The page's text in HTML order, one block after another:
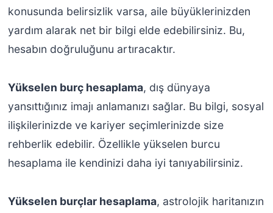
konusunda belirsizlik varsa, aile büyüklerinizden
yardım alarak net bir bilgi elde edebilirsiniz. Bu,
hesabın doğruluğunu artıracaktır.
Yükselen burç hesaplama, dış dünyaya
yansıttığınız imajı anlamanızı sağlar. Bu bilgi, sosyal
ilişkilerinizde ve kariyer seçimlerinizde size
rehberlik edebilir. Özellikle yükselen burcu
hesaplama ile kendinizi daha iyi tanıyabilirsiniz.
Yükselen burçlar hesaplama, astrolojik haritanızın